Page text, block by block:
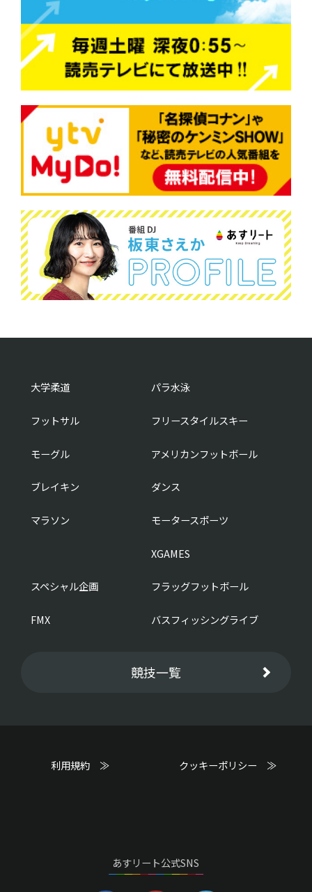
大学柔道 パラ水泳
フットサル フリースタイルスキー
モーグル アメリカンフットボール
ブレイキン ダンス
マラソン モータースポーツ
XGAMES
スペシャル企画 フラッグフットボール
FMX バスフィッシングライブ
競技一覧
利用規約 ≫ クッキーポリシー ≫
あすリート公式SNS